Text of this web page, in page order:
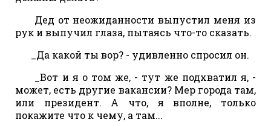
Дед от неожиданности выпустил меня из
рук и выпучил глаза, пытаясь что-то сказать.
_Да какой ты вор? - удивленно спросил он.
_Вот и я о том же, - тут же подхватил я, -
может, есть другие вакансии? Мер города там,
или президент. А что, я вполне, только
покажите что к чему, а там...